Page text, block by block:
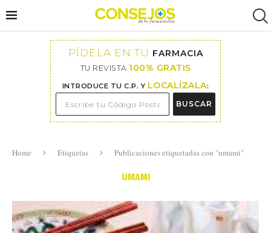
PÍDELA EN TU FARMACIA
TU REVISTA 100% GRATIS
INTRODUCE TU C.P. Y LOCALÍZALA:
BUSCAR
Home Etiquetas Publicaciones etiquetadas con "umami"
UMAMI